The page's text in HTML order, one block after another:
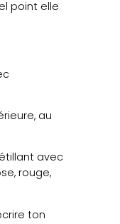
point elle
au
avec
rouge,
ton